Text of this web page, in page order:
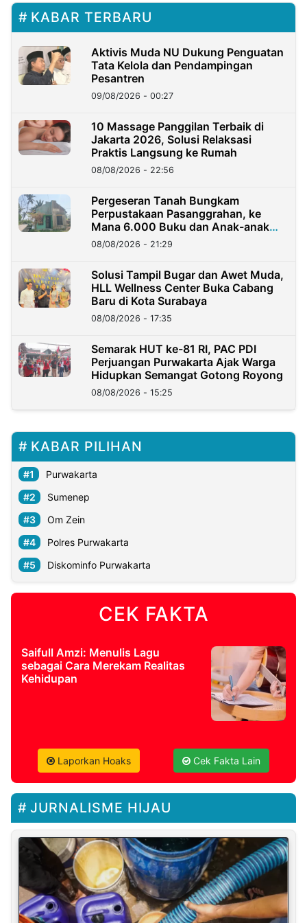
KABAR TERBARU
Aktivis Muda NU Dukung Penguatan
Tata Kelola dan Pendampingan
Pesantren
09/08/2026 - 00:27
10 Massage Panggilan Terbaik di
Jakarta 2026, Solusi Relaksasi
Praktis Langsung ke Rumah
08/08/2026 - 22:56
Pergeseran Tanah Bungkam
Perpustakaan Pasanggrahan, ke
Mana 6.000 Buku dan Anak-anak
Kini?
08/08/2026 - 21:29
Solusi Tampil Bugar dan Awet Muda,
HLL Wellness Center Buka Cabang
Baru di Kota Surabaya
08/08/2026 - 17:35
Semarak HUT ke-81 RI, PAC PDI
Perjuangan Purwakarta Ajak Warga
Hidupkan Semangat Gotong Royong
08/08/2026 - 15:25
KABAR PILIHAN
Purwakarta
Sumenep
Om Zein
Polres Purwakarta
Diskominfo Purwakarta
CEK FAKTA
Saifull Amzi: Menulis Lagu
sebagai Cara Merekam Realitas
Kehidupan
Laporkan Hoaks Cek Fakta Lain
JURNALISME HIJAU